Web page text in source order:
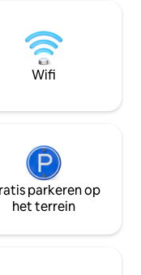
is om van te
Kijk hoe de
water vliegen en
strand overziet.
Wifi
parkeren op
het terrein